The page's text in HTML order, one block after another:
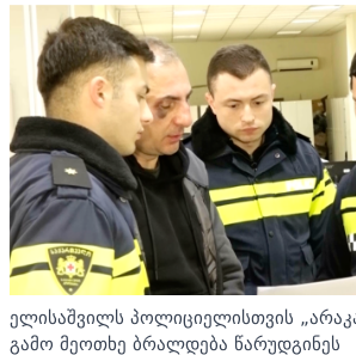
ელისაშვილს პოლიციელისთვის
გამო მეოთხე ბრალდება წარუდგინეს